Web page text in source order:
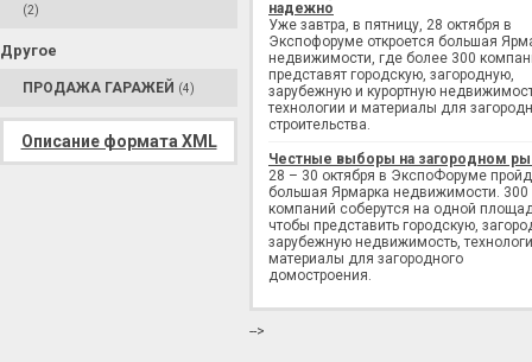
(2)
Другое
ПРОДАЖА ГАРАЖЕЙ (4)
Описание формата XML
надежно
Уже завтра, в пятницу, 28 октября в
Экспофоруме откроется большая
недвижимости, где более 300
представят городскую, загородную,
зарубежную и курортную
технологии и материалы для
строительства.
Честные выборы на загородном
28 – 30 октября в ЭкспоФоруме
большая Ярмарка недвижимости. 300
компаний соберутся на одной
чтобы представить городскую,
зарубежную недвижимость,
материалы для загородного
домостроения.
-->